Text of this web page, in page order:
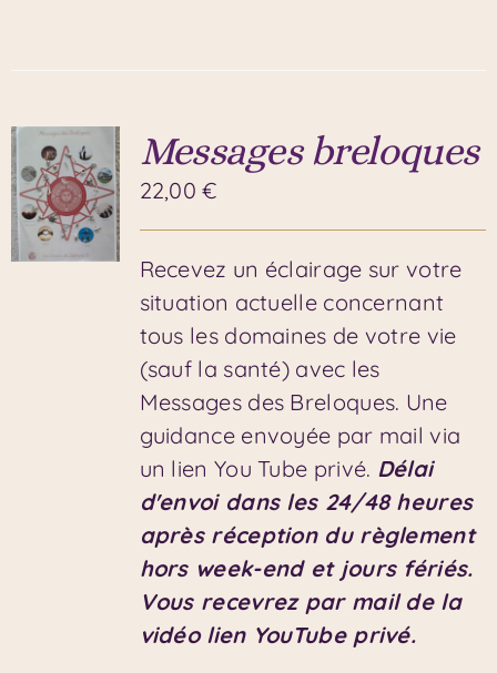
Messages breloques
22,00€
Recevez un éclairage sur votre
situation actuelle concernant
tous les domaines de votre vie
(sauf la santé) avec les
Messages des Breloques. Une
guidance envoyée par mail via
un lien You Tube privé. Délai
d'envoi dans les 24/48 heures
après réception du règlement
hors week-end et jours fériés.
Vous recevrez par mail de la
vidéo lien YouTube privé.